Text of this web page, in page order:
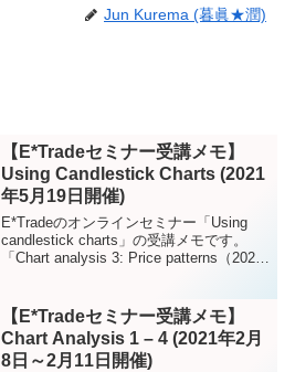
Jun Kurema (暮眞★潤)
【E*Tradeセミナー受講メモ】
Using Candlestick Charts (2021
年5月19日開催)
E*Tradeのオンラインセミナー「Using
candlestick charts」の受講メモです。
「Chart analysis 3: Price patterns（2021
りやすく説明しています。とりあえずセ
ミナー受講メモということで英語のまま
になっています。
【E*Tradeセミナー受講メモ】
Chart Analysis 1 – 4 (2021年2月
8日～2月11日開催)